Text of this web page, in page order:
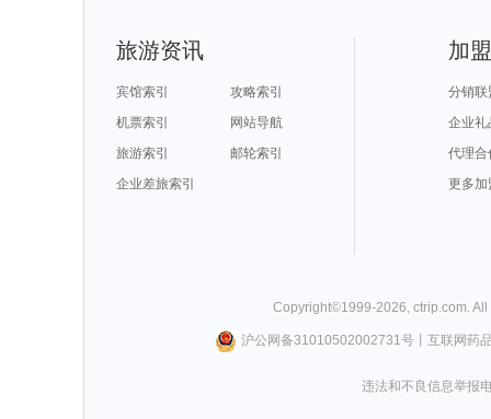
旅游资讯
宾馆索引
攻略索引
机票索引
网站导航
旅游索引
邮轮索引
企业差旅索引
加
分销联
企业礼
代理合
更多加
Copyright©1999-2026 ctrip.com .
沪公网备31010502002731号丨 互联网药
违法和不良信息举报